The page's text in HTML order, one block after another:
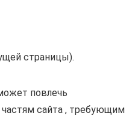
страницы).
повлечь
сайта , требующим